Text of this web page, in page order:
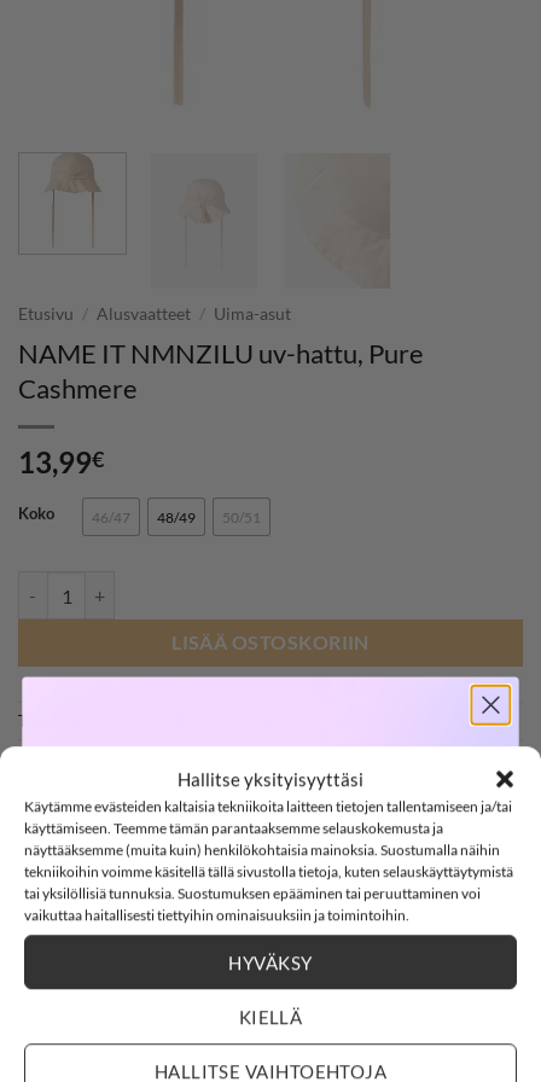
Hallitse yksityisyyttäsi
Käytämme evästeiden kaltaisia tekniikoita laitteen tietojen tallentamiseen ja/tai
käyttämiseen. Teemme tämän parantaaksemme selauskokemusta ja
näyttääksemme (muita kuin) henkilökohtaisia mainoksia. Suostumalla näihin
tekniikoihin voimme käsitellä tällä sivustolla tietoja, kuten selauskäyttäytymistä
tai yksilöllisiä tunnuksia. Suostumuksen epääminen tai peruuttaminen voi
vaikuttaa haitallisesti tiettyihin ominaisuuksiin ja toimintoihin.
HYVÄKSY
KIELLÄ
HALLITSE VAIHTOEHTOJA
Etusivu / Alusvaatteet / Uima-asut
NAME IT NMNZILU uv-hattu, Pure
Cashmere
13,99€
Koko 46/47 48/49 50/51
LISÄÄ OSTOSKORIIN
Tuotetunnus (SKU):
ARVIOT (0)
SOFTSHELL
-15%
15% ALENNUS KOODILLA:SOFTSHELL15
Countdown ends in:
0303
hours
::33
33
minutes
:08